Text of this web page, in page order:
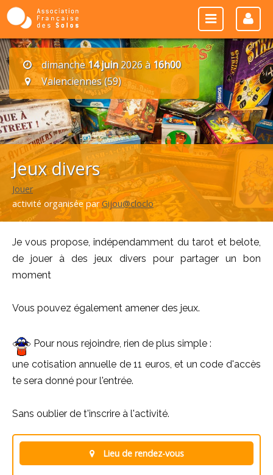
dimanche14 juin2026 à16h00
Valenciennes (59)
Jeux divers
Jouer
activité organisée parGijou@cloclo
Je vous propose, indépendamment du tarot et belote,
de jouer à des jeux divers pour partager un bon
moment
Vous pouvez également amener des jeux.
Pour nous rejoindre, rien de plus simple :
une cotisation annuelle de 11 euros, et un code d'accès
te sera donné pour l'entrée.
Sans oublier de t'inscrire à l'activité.
Lieu de rendez-vous